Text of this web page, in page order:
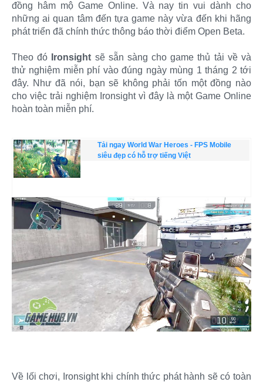
đồng hâm mộ Game Online. Và nay tin vui dành cho
những ai quan tâm đến tựa game này vừa đến khi hãng
phát triển đã chính thức thông báo thời điểm Open Beta.
Theo đó Ironsight sẽ sẵn sàng cho game thủ tải về và
thử nghiệm miễn phí vào đúng ngày mùng 1 tháng 2 tới
đây. Như đã nói, bạn sẽ không phải tốn một đồng nào
cho việc trải nghiệm Ironsight vì đây là một Game Online
hoàn toàn miễn phí.
Tải ngay World War Heroes - FPS Mobile
siêu đẹp có hỗ trợ tiếng Việt
Về lối chơi, Ironsight khi chính thức phát hành sẽ có toàn